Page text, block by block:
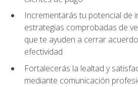
Incrementarás tu potencial de
estrategias comprobadas de
que te ayuden a cerrar
efectividad
Fortalecerás la lealtad y
mediante comunicación